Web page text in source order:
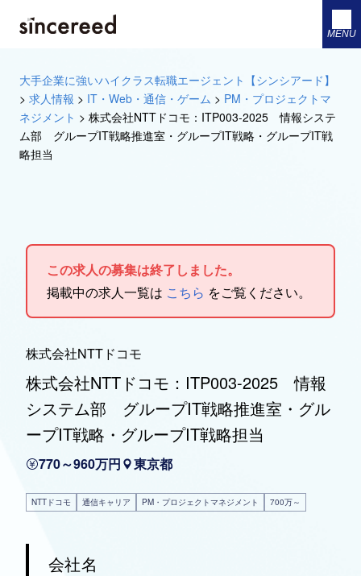
MENU
大手企業に強いハイクラス転職エージェント【シンシアード】
> 求人情報 > IT・Web・通信・ゲーム > PM・プロジェクトマ
ネジメント > 株式会社NTTドコモ：ITP003-2025 情報システ
ム部 グループIT戦略推進室・グループIT戦略・グループIT戦
略担当
この求人の募集は終了しました。
掲載中の求人一覧は こちら をご覧ください。
株式会社NTTドコモ
株式会社NTTドコモ：ITP003-2025 情報
システム部 グループIT戦略推進室・グル
ープIT戦略・グループIT戦略担当
770～960万円 東京都
NTTドコモ 通信キャリア PM・プロジェクトマネジメント 700万～
会社名